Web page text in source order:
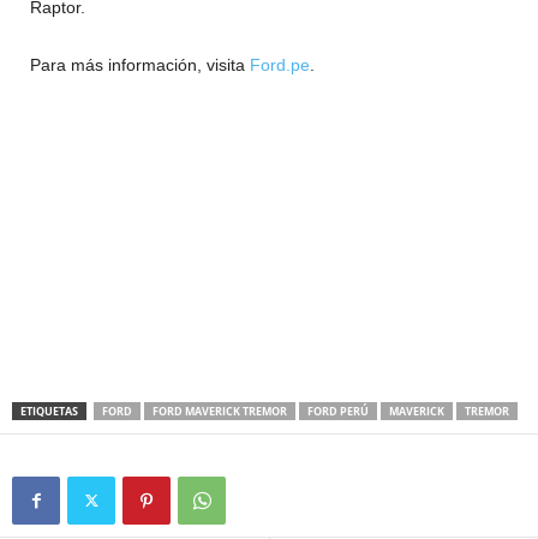
Raptor.
Para más información, visita Ford.pe
ETIQUETAS FORD FORD MAVERICK TREMOR FORD PERÚ MAVERICK TREMOR